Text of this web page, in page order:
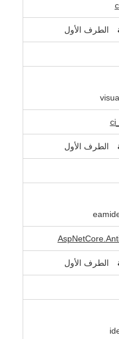
الطرف الأول
الطرف الأول
الطرف الأول